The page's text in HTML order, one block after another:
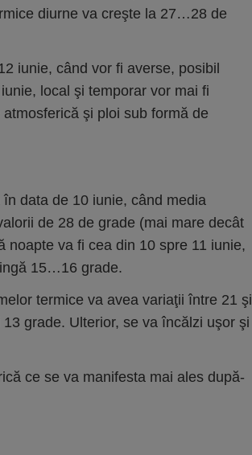
diurne va creşte la 27…28 de
iunie, când vor fi averse, posibil
local şi temporar vor mai fi
şi ploi sub formă de
data de 10 iunie, când media
de 28 de grade (mai mare decât
noapte va fi cea din 10 spre 11 iunie,
15…16 grade.
termice va avea variaţii între 21 şi
grade. Ulterior, se va încălzi uşor şi
ce se va manifesta mai ales după-